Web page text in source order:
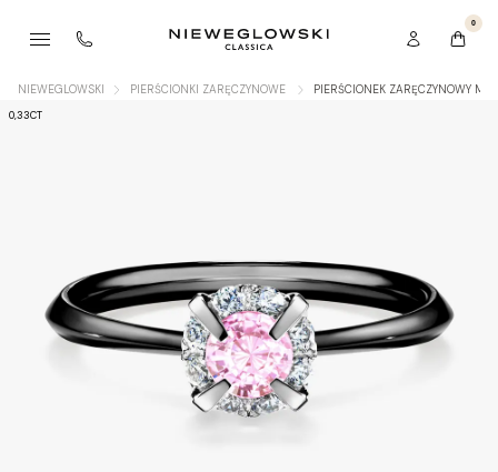
0
NIEWEGLOWSKI PIERŚCIONKI ZARĘCZYNOWE PIERŚCIONEK ZARĘCZYNOWY
0,33CT